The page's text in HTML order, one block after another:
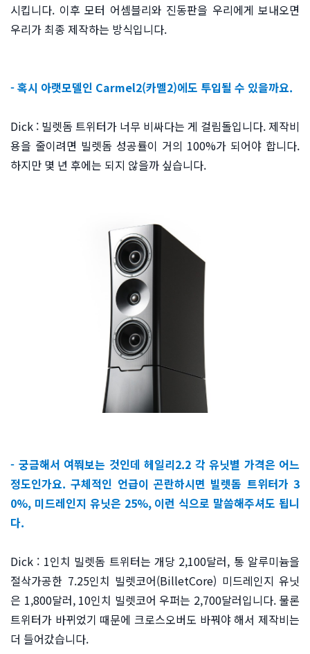
시킵니다. 이후 모터 어셈블리와 진동판을 우리에게 보내오면
우리가 최종 제작하는 방식입니다.
- 혹시 아랫모델인 Carmel2(카멜2)에도 투입될 수 있을까요.
Dick : 빌렛돔 트위터가 너무 비싸다는 게 걸림돌입니다. 제작비
용을 줄이려면 빌렛돔 성공률이 거의 100%가 되어야 합니다.
하지만 몇 년 후에는 되지 않을까 싶습니다.
- 궁금해서 여쭤보는 것인데 헤일리2.2 각 유닛별 가격은 어느
정도인가요. 구체적인 언급이 곤란하시면 빌렛돔 트위터가 3
0%, 미드레인지 유닛은 25%, 이런 식으로 말씀해주셔도 됩니
다.
Dick : 1인치 빌렛돔 트위터는 개당 2,100달러, 통 알루미늄을
절삭가공한 7.25인치 빌렛코어(BilletCore) 미드레인지 유닛
은 1,800달러, 10인치 빌렛코어 우퍼는 2,700달러입니다. 물론
트위터가 바뀌었기 때문에 크로스오버도 바꿔야 해서 제작비는
더 들어갔습니다.